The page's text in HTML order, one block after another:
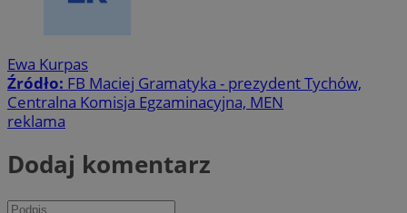
Ewa Kurpas
Źródło: FB Maciej Gramatyka - prezydent Tychów,
Centralna Komisja Egzaminacyjna, MEN
reklama
Dodaj komentarz